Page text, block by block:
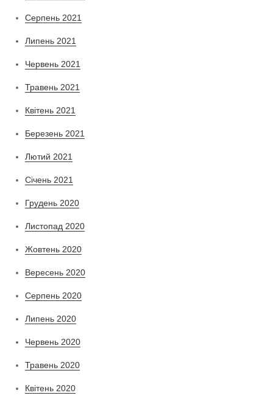
Серпень 2021
Липень 2021
Червень 2021
Травень 2021
Квітень 2021
Березень 2021
Лютий 2021
Січень 2021
Грудень 2020
Листопад 2020
Жовтень 2020
Вересень 2020
Серпень 2020
Липень 2020
Червень 2020
Травень 2020
Квітень 2020